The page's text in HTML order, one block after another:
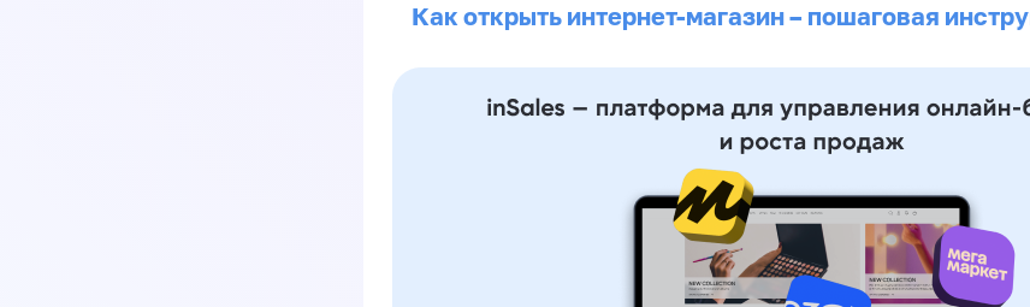
Как открыть интернет-магазин – пошаговая